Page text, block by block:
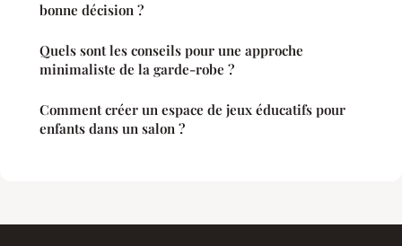
bonne décision ?
Quels sont les conseils pour une approche
minimaliste de la garde-robe ?
Comment créer un espace de jeux éducatifs pour
enfants dans un salon ?